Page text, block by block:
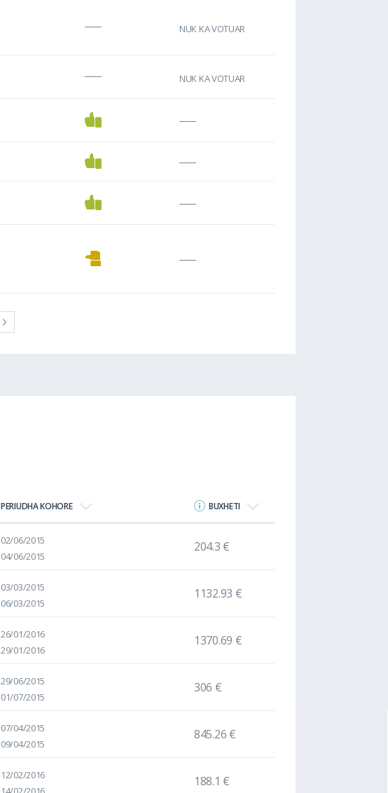
NUK KA VOTUAR
NUK KA VOTUAR
PERIUDHA KOHORE BUXHETI
02/06/2015
04/06/2015
204.3 €
03/03/2015
06/03/2015
1132.93 €
26/01/2016
29/01/2016
1370.69 €
29/06/2015
01/07/2015
306 €
07/04/2015
09/04/2015
845.26 €
12/02/2016
188.1 €